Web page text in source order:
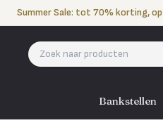
Naar de inhoud
Summer Sale: tot 70% korting,
Bankstellen